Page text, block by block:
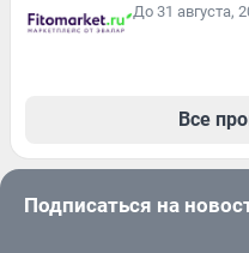
До 31 августа,
Все
Подписаться на